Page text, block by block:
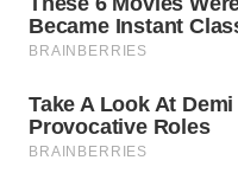
WN
WN